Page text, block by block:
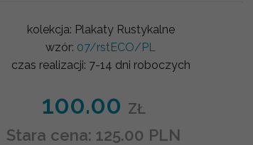
kolekcja: Plakaty Rustykalne
wzór: 07/rstECO/PL
czas realizacji: 7-14 dni roboczych
100.00 ZŁ
Stara cena: 125.00 PLN